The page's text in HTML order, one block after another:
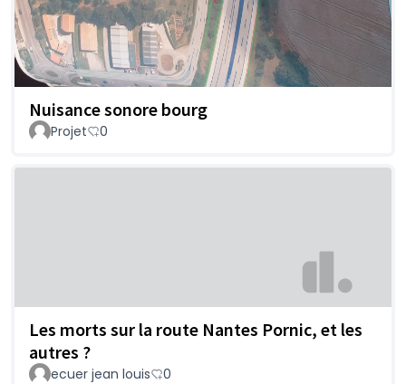
Nuisance sonore bourg
Projet 0
Les morts sur la route Nantes Pornic, et les
autres ?
ecuer jean louis 0